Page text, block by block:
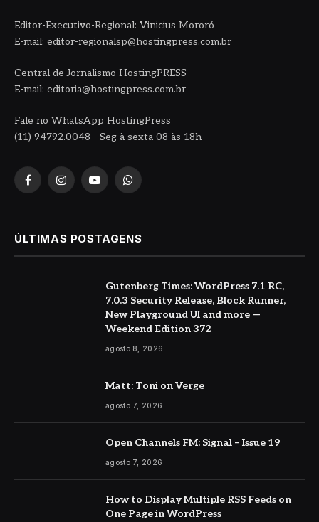
Editor-Executivo-Regional: Vinicius Mororó
E-mail: editor-regionalsp@hostingpress.com.br
Central de Jornalismo HostingPRESS
E-mail: editoria@hostingpress.com.br
Fale no WhatsApp HostingPress
(11) 94792.0048 - Seg à sexta 08 às 18h
FacebookInstagramYouTubeWhatsApp
ÚLTIMAS POSTAGENS
Gutenberg Times: WordPress 7.1 RC,
7.0.3 Security Release, Block Runner,
New Playground UI and more —
Weekend Edition 372
agosto 8, 2026
Matt: Toni on Verge
agosto 7, 2026
Open Channels FM: Signal – Issue 19
agosto 7, 2026
How to Display Multiple RSS Feeds on
One Page in WordPress